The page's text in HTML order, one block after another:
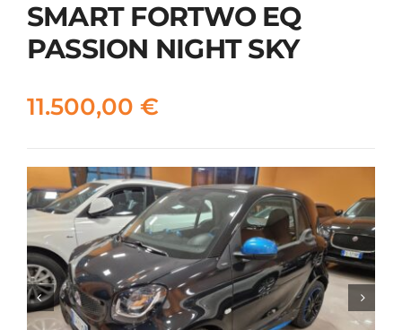
SMART FORTWO EQ
PASSION NIGHT SKY
11.500,00 €
 